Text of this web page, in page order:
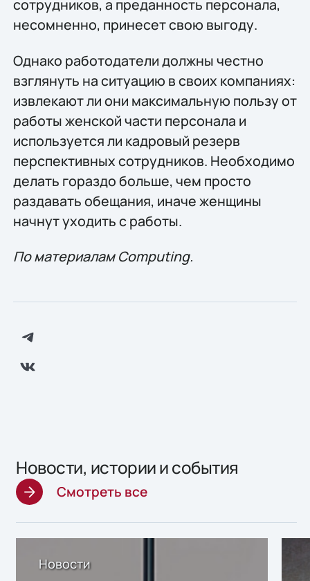
сотрудников, а преданность персонала,
несомненно, принесет свою выгоду.
Однако работодатели должны честно
взглянуть на ситуацию в своих компаниях:
извлекают ли они максимальную пользу от
работы женской части персонала и
используется ли кадровый резерв
перспективных сотрудников. Необходимо
делать гораздо больше, чем просто
раздавать обещания, иначе женщины
начнут уходить с работы.
По материалам Computing.
Новости, истории и события
Смотреть все
Новости